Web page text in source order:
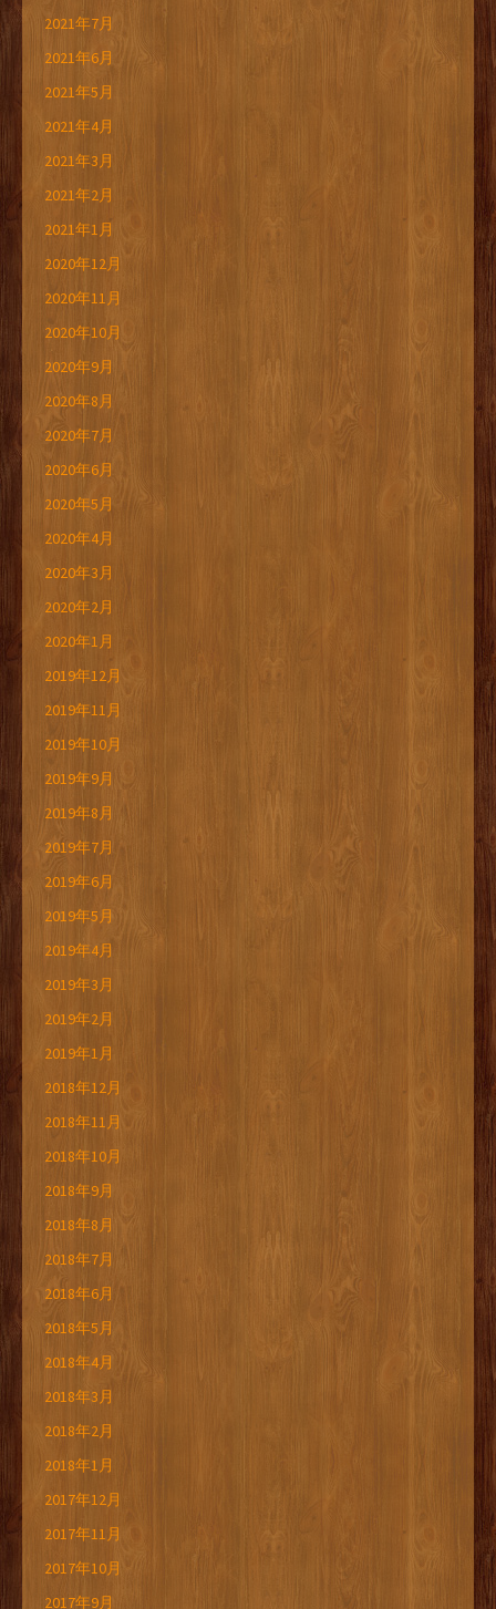
2021年7月
2021年6月
2021年5月
2021年4月
2021年3月
2021年2月
2021年1月
2020年12月
2020年11月
2020年10月
2020年9月
2020年8月
2020年7月
2020年6月
2020年5月
2020年4月
2020年3月
2020年2月
2020年1月
2019年12月
2019年11月
2019年10月
2019年9月
2019年8月
2019年7月
2019年6月
2019年5月
2019年4月
2019年3月
2019年2月
2019年1月
2018年12月
2018年11月
2018年10月
2018年9月
2018年8月
2018年7月
2018年6月
2018年5月
2018年4月
2018年3月
2018年2月
2018年1月
2017年12月
2017年11月
2017年10月
2017年9月